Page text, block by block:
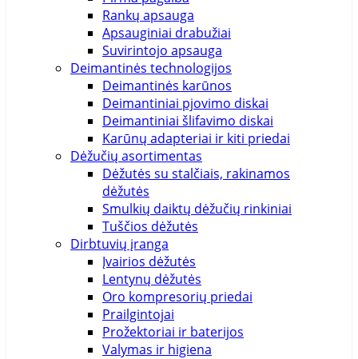
Rankų apsauga
Apsauginiai drabužiai
Suvirintojo apsauga
Deimantinės technologijos
Deimantinės karūnos
Deimantiniai pjovimo diskai
Deimantiniai šlifavimo diskai
Karūnų adapteriai ir kiti priedai
Dėžučių asortimentas
Dėžutės su stalčiais, rakinamos
dėžutės
Smulkių daiktų dėžučių rinkiniai
Tuščios dėžutės
Dirbtuvių įranga
Įvairios dėžutės
Lentynų dėžutės
Oro kompresorių priedai
Prailgintojai
Prožektoriai ir baterijos
Valymas ir higiena